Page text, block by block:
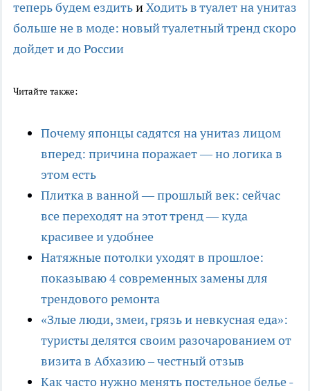
теперь будем ездитьиХодить в туалет на унитаз
больше не в моде: новый туалетный тренд скоро
дойдет и до России
Читайте также:
Почему японцы садятся на унитаз лицом
вперед: причина поражает — но логика в
этом есть
Плитка в ванной — прошлый век: сейчас
все переходят на этот тренд — куда
красивее и удобнее
Натяжные потолки уходят в прошлое:
показываю 4 современных замены для
трендового ремонта
«Злые люди, змеи, грязь и невкусная еда»:
туристы делятся своим разочарованием от
визита в Абхазию – честный отзыв
Как часто нужно менять постельное белье -